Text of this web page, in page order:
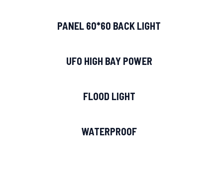
PANEL 60*60 BACK LIGHT
UFO HIGH BAY POWER
FLOOD LIGHT
WATERPROOF